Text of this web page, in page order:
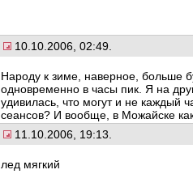
10.10.2006, 02:49.
Народу к зиме, наверное, больше
одновременно в часы пик. Я на
удивилась, что могут и не каждый
сеансов? И вообще, в Можайске
11.10.2006, 19:13.
лед мягкий